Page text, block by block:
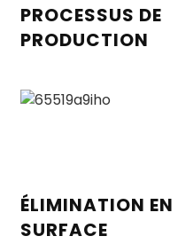
PROCESSUS DE
PRODUCTION
ÉLIMINATION EN
SURFACE